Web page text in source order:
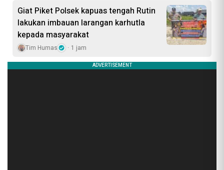
Giat Piket Polsek kapuas tengah Rutin
lakukan imbauan larangan karhutla
kepada masyarakat
Tim Humas 1 jam